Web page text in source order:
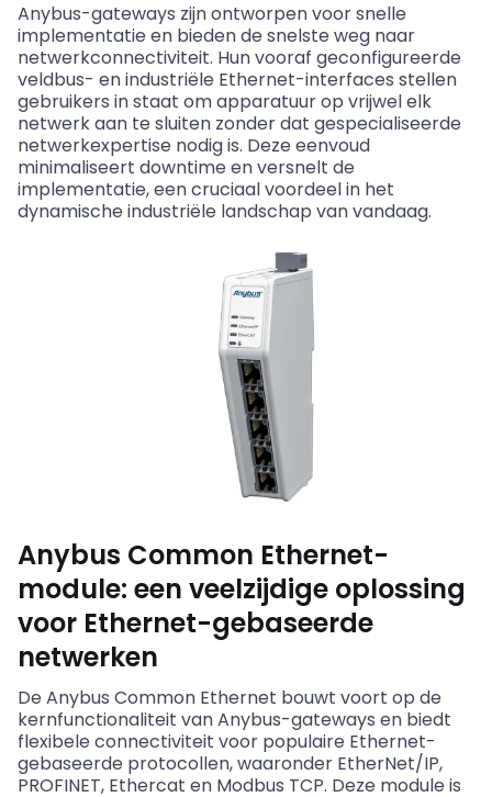
Anybus-gateways zijn ontworpen voor snelle
implementatie en bieden de snelste weg naar
netwerkconnectiviteit. Hun vooraf geconfigureerde
veldbus- en industriële Ethernet-interfaces stellen
gebruikers in staat om apparatuur op vrijwel elk
netwerk aan te sluiten zonder dat gespecialiseerde
netwerkexpertise nodig is. Deze eenvoud
minimaliseert downtime en versnelt de
implementatie, een cruciaal voordeel in het
dynamische industriële landschap van vandaag.
Anybus Common Ethernet-
module: een veelzijdige oplossing
voor Ethernet-gebaseerde
netwerken
De Anybus Common Ethernet bouwt voort op de
kernfunctionaliteit vanAnybus-gateways en biedt
flexibele connectiviteit voor populaire Ethernet-
gebaseerde protocollen, waaronder EtherNet/IP,
PROFINET, Ethercat en Modbus TCP. Deze module is